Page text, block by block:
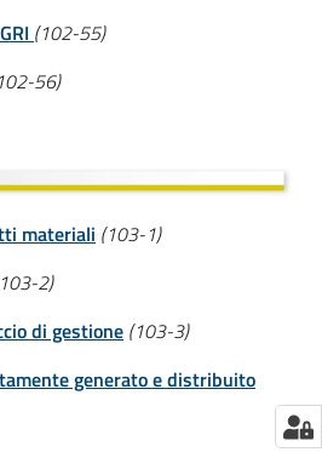
(102-55)
56)
materiali (103-1)
2)
di gestione (103-3)
generato e distribuito